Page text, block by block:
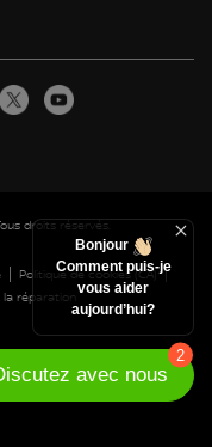
droits réservés.
| Politique de cookies (CA)|
la réparation
2
Bonjour
Comment puis-je
vous aider
aujourd’hui?
avec nous